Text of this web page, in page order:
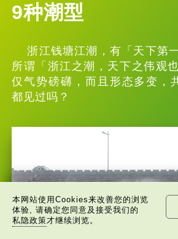
9种潮型
浙江钱塘江潮，有「天下第
所谓「浙江之潮，天下之伟观
仅气势磅礴，而且形态多变，
都见过吗？
本网站使用Cookies来改善您的浏览
体验, 请确定您同意及接受我们的
私隐政策才继续浏览。